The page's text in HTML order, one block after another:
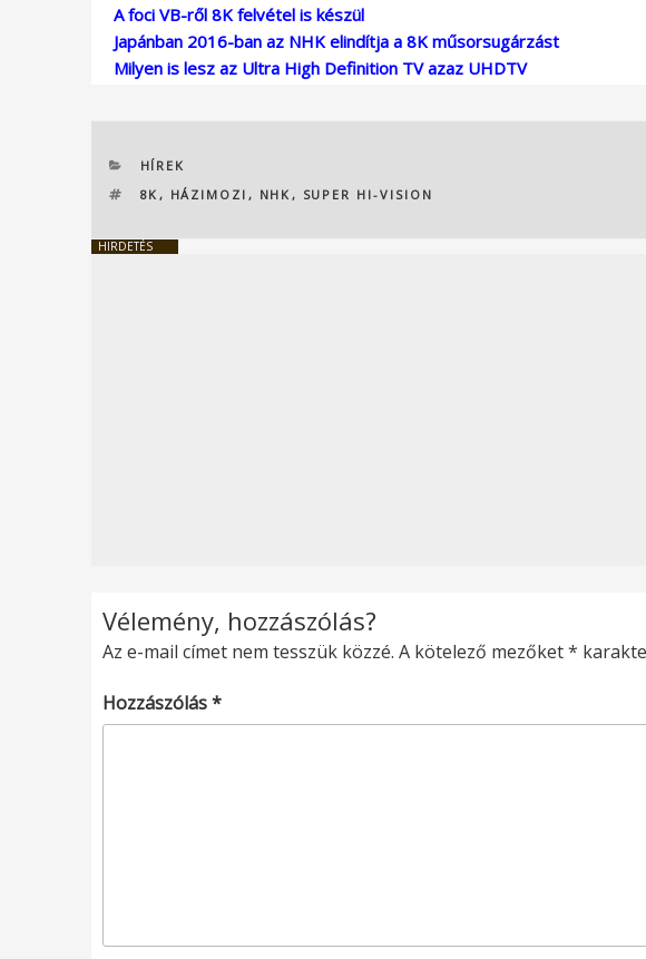
A foci VB-ről 8K felvétel is készül
Japánban 2016-ban az NHK elindítja a 8K műsorsugárzást
Milyen is lesz az Ultra High Definition TV azaz UHDTV
KATEGÓRIÁK
HÍREK
CÍMKÉK
8K , HÁZIMOZI , NHK , SUPER HI-VISION
HIRDETÉS
Vélemény, hozzászólás?
Az e-mail címet nem tesszük közzé. A kötelező mezőket*
Hozzászólás*